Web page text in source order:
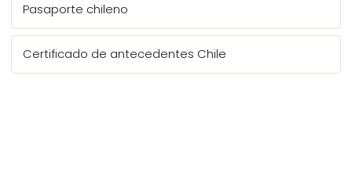
Pasaporte chileno
Certificado de antecedentes Chile